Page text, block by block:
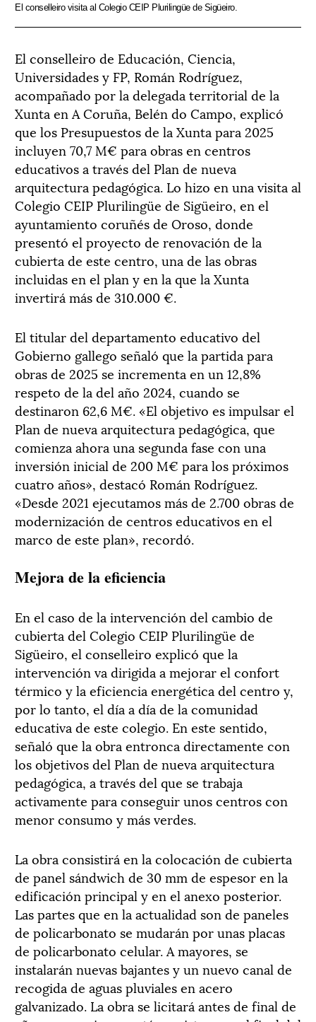
El conselleiro visita al Colegio CEIP Plurilingüe de Sigüeiro.
El conselleiro de Educación, Ciencia,
Universidades y FP, Román Rodríguez,
acompañado por la delegada territorial de la
Xunta en A Coruña, Belén do Campo, explicó
que los Presupuestos de la Xunta para 2025
incluyen 70,7 M€ para obras en centros
educativos a través del Plan de nueva
arquitectura pedagógica. Lo hizo en una visita al
Colegio CEIP Plurilingüe de Sigüeiro, en el
ayuntamiento coruñés de Oroso, donde
presentó el proyecto de renovación de la
cubierta de este centro, una de las obras
incluidas en el plan y en la que la Xunta
invertirá más de 310.000 €.
El titular del departamento educativo del
Gobierno gallego señaló que la partida para
obras de 2025 se incrementa en un 12,8%
respeto de la del año 2024, cuando se
destinaron 62,6 M€. «El objetivo es impulsar el
Plan de nueva arquitectura pedagógica, que
comienza ahora una segunda fase con una
inversión inicial de 200 M€ para los próximos
cuatro años», destacó Román Rodríguez.
«Desde 2021 ejecutamos más de 2.700 obras de
modernización de centros educativos en el
marco de este plan», recordó.
Mejora de la eficiencia
En el caso de la intervención del cambio de
cubierta del Colegio CEIP Plurilingüe de
Sigüeiro, el conselleiro explicó que la
intervención va dirigida a mejorar el confort
térmico y la eficiencia energética del centro y,
por lo tanto, el día a día de la comunidad
educativa de este colegio. En este sentido,
señaló que la obra entronca directamente con
los objetivos del Plan de nueva arquitectura
pedagógica, a través del que se trabaja
activamente para conseguir unos centros con
menor consumo y más verdes.
La obra consistirá en la colocación de cubierta
de panel sándwich de 30 mm de espesor en la
edificación principal y en el anexo posterior.
Las partes que en la actualidad son de paneles
de policarbonato se mudarán por unas placas
de policarbonato celular. A mayores, se
instalarán nuevas bajantes y un nuevo canal de
recogida de aguas pluviales en acero
galvanizado. La obra se licitará antes de final de